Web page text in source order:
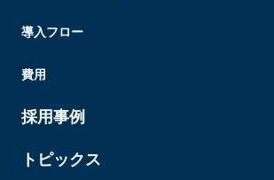
導入フロー
費用
採用事例
トピックス